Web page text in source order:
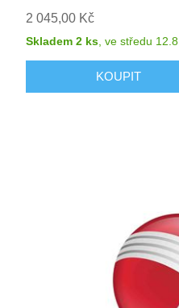
2 045,00 Kč
Skladem 2 ks ,ve středu 12.8.